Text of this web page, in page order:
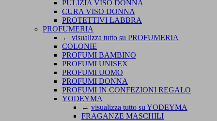
PULIZIA VISO DONNA
CURA VISO DONNA
PROTETTIVI LABBRA
PROFUMERIA
← visualizza tutto su PROFUMERIA
COLONIE
PROFUMI BAMBINO
PROFUMI UNISEX
PROFUMI UOMO
PROFUMI DONNA
PROFUMI IN CONFEZIONI REGALO
YODEYMA
← visualizza tutto su YODEYMA
FRAGANZE MASCHILI